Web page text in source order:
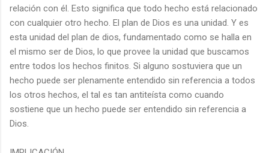
relación con él. Esto significa que todo hecho está relacionado
con cualquier otro hecho. El plan de Dios es una unidad. Y es
esta unidad del plan de dios, fundamentado como se halla en
el mismo ser de Dios, lo que provee la unidad que buscamos
entre todos los hechos finitos. Si alguno sostuviera que un
hecho puede ser plenamente entendido sin referencia a todos
los otros hechos, el tal es tan antiteísta como cuando
sostiene que un hecho puede ser entendido sin referencia a
Dios.